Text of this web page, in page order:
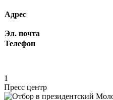
Адрес
Эл. почта
Телефон
1
Пресс центр